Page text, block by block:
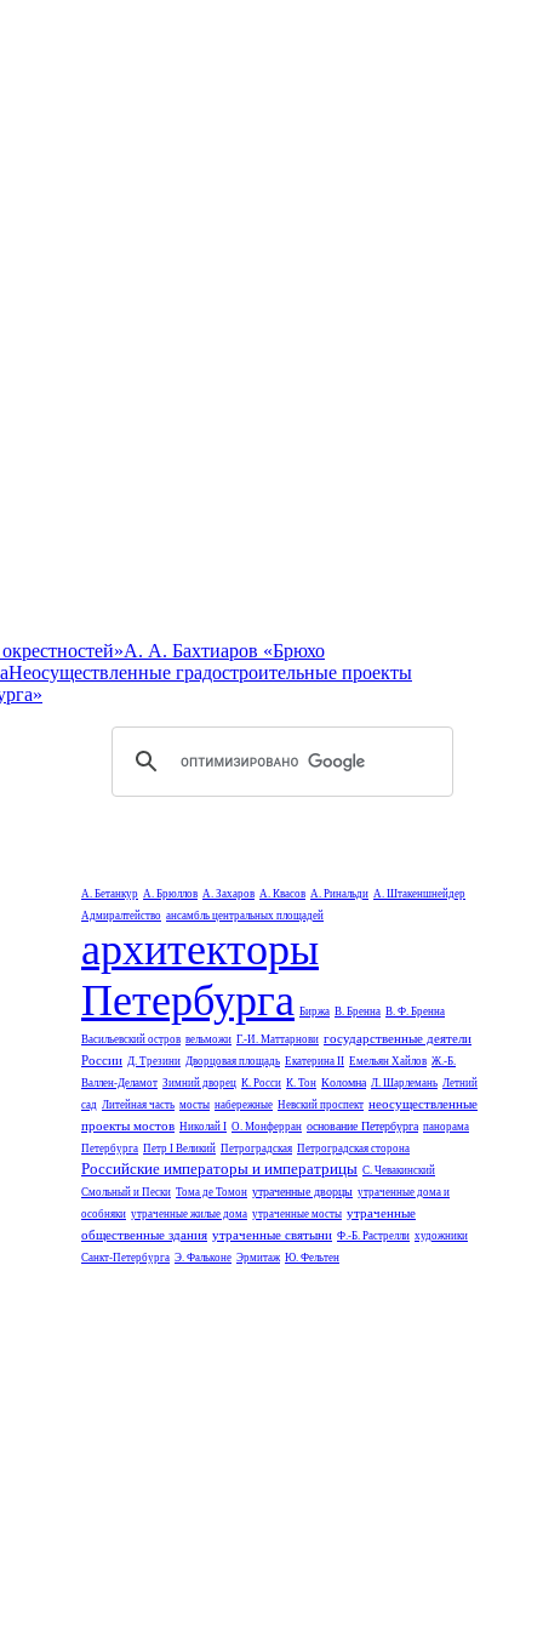
А. А. Бахтиаров «Брюхо
Неосуществленные градостроительные проекты
А. Бетанкур А. Брюллов А. Захаров А. Квасов А. Ринальди А. Штакеншнейдер
Адмиралтейство ансамбль центральных площадей
архитекторы
Петербурга Биржа В. Бренна В. Ф. Бренна
Васильевский остров вельможи Г.-И. Маттарнови государственные деятели
России Д. Трезини Дворцовая площадь Екатерина II Емельян Хайлов Ж.-Б.
Валлен-Деламот Зимний дворец К. Росси К. Тон Коломна Л. Шарлемань Летний
сад Литейная часть мосты набережные Невский проспект неосуществленные
проекты мостов Николай I О. Монферран основание Петербурга панорама
Петербурга Петр I Великий Петроградская Петроградская сторона
Российские императоры и императрицы С. Чевакинский
Смольный и Пески Тома де Томон утраченные дворцы утраченные дома и
особняки утраченные жилые дома утраченные мосты утраченные
общественные здания утраченные святыни Ф.-Б. Растрелли художники
Санкт-Петербурга Э. Фальконе Эрмитаж Ю. Фельтен